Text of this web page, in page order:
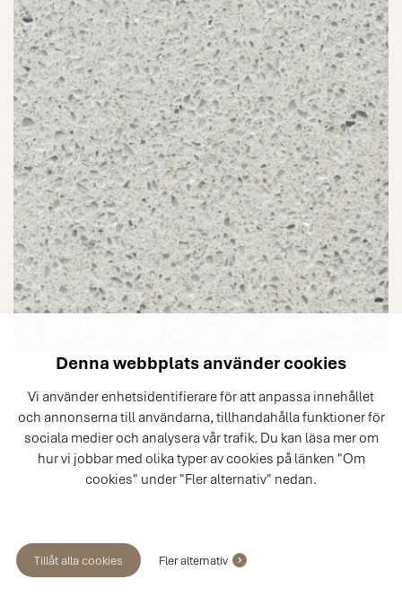
Denna webbplats använder cookies
Vi använder enhetsidentifierare för att anpassa innehållet
och annonserna till användarna, tillhandahålla funktioner för
sociala medier och analysera vår trafik. Du kan läsa mer om
hur vi jobbar med olika typer av cookies på länken "Om
cookies" under "Fler alternativ" nedan.
Tillåt alla cookies Fler alternativ
KOMPOSITSILE464
Silestone Blanco Stellar
Säljsendast hos våra återförsäljare